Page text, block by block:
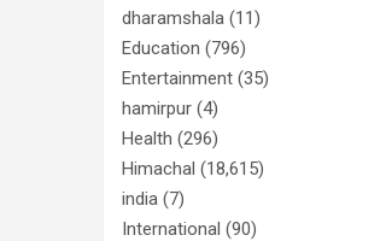
dharamshala (11)
Education (796)
Entertainment (35)
hamirpur (4)
Health (296)
Himachal (18,615)
india (7)
International (90)